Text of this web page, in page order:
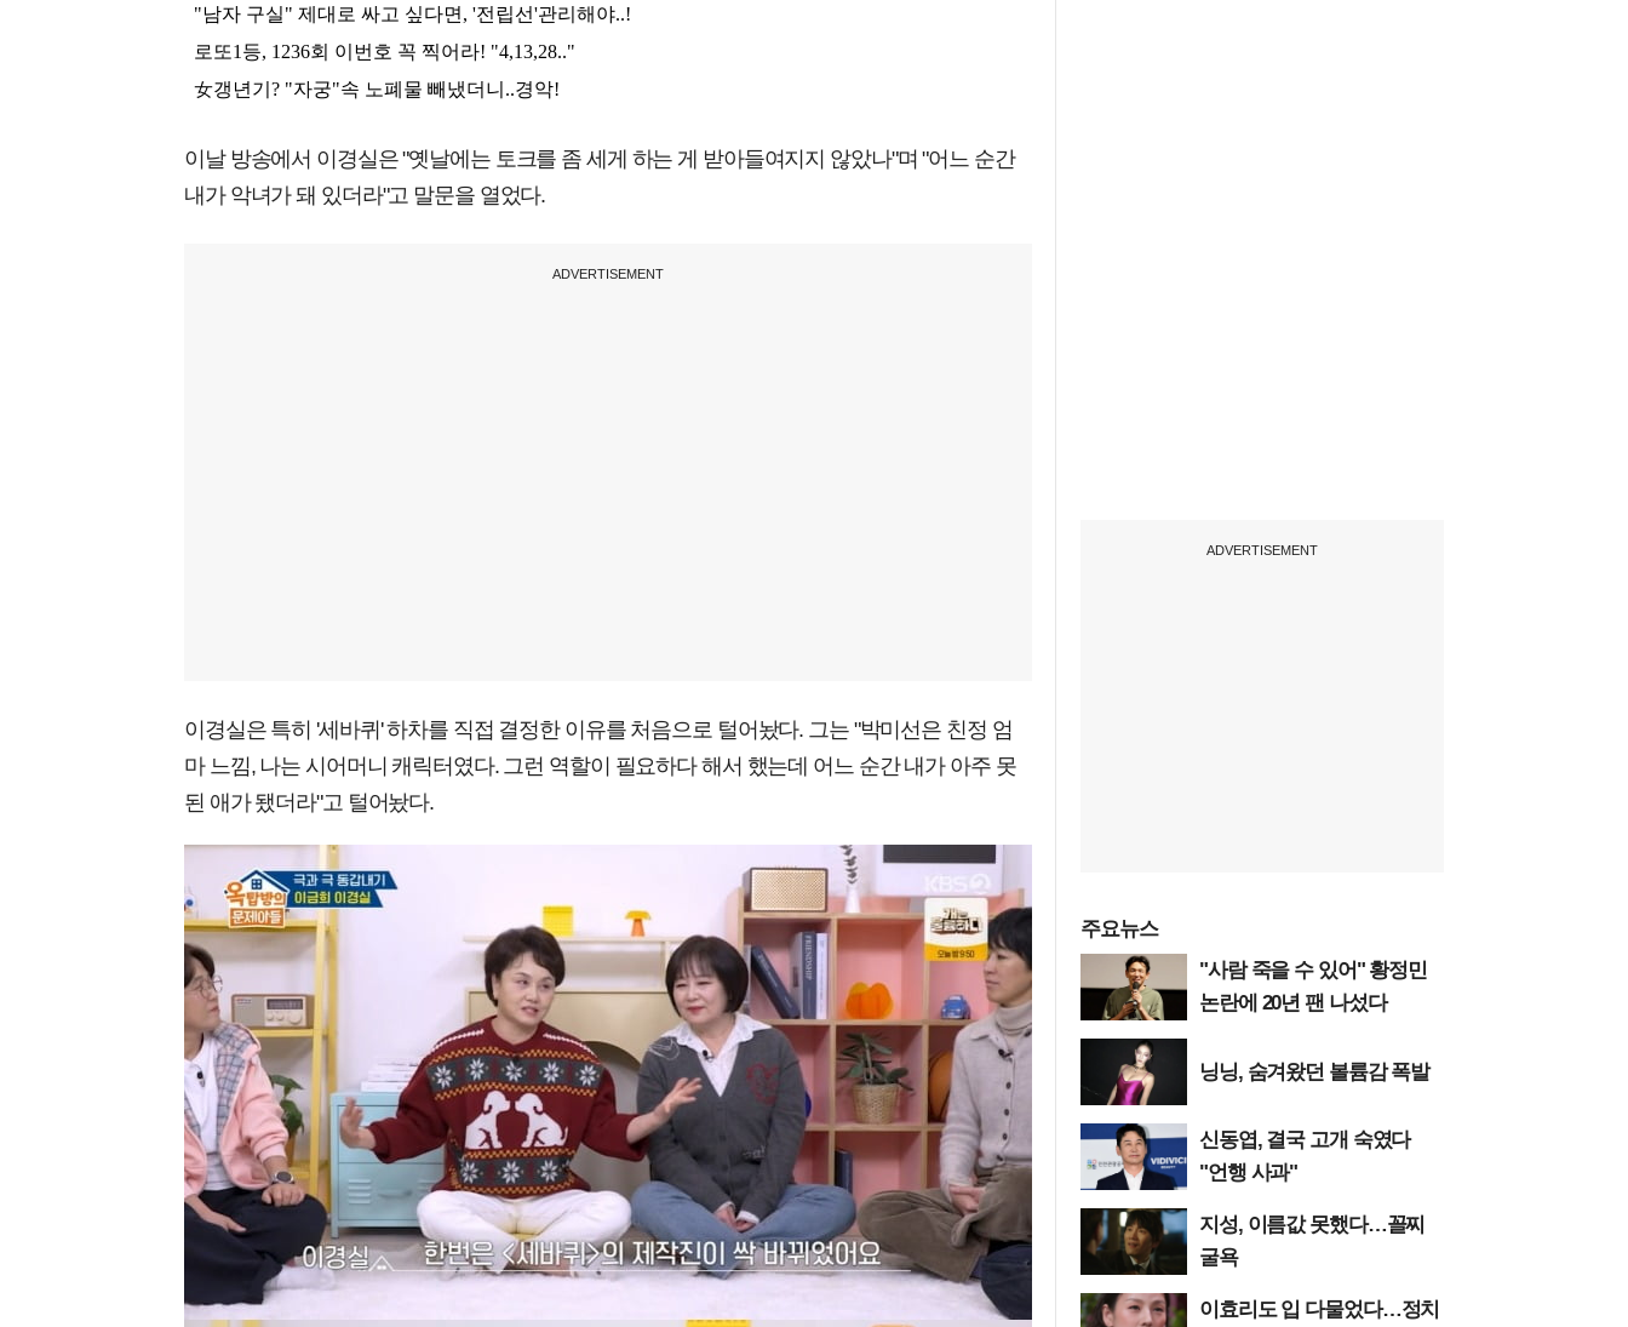
이날 방송에서 이경실은 "옛날에는 토크를 좀 세게 하는 게 받아들여지지 않았나"며 "어느 순간
내가 악녀가 돼 있더라"고 말문을 열었다.
ADVERTISEMENT
이경실은 특히 '세바퀴' 하차를 직접 결정한 이유를 처음으로 털어놨다. 그는 "박미선은 친정 엄
마 느낌, 나는 시어머니 캐릭터였다. 그런 역할이 필요하다 해서 했는데 어느 순간 내가 아주 못
된 애가 됐더라"고 털어놨다.
ADVERTISEMENT
주요뉴스
"사람 죽을 수 있어" 황정민
논란에 20년 팬 나섰다
닝닝, 숨겨왔던 볼륨감 폭발
신동엽, 결국 고개 숙였다
"언행 사과"
지성, 이름값 못했다…꼴찌
굴욕
이효리도 입 다물었다…정치